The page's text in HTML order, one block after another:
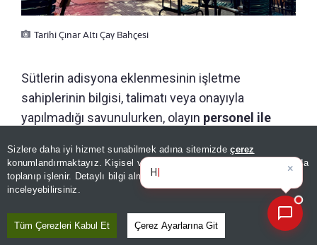
Sizlere daha iyi hizmet sunabilmek adına sitemizdeçerez
konumlandırmaktayız. Kişisel verileriniz, KVKK ve GDPR kapsamında
toplanıp işlenir. Detaylı bilgi almak için
inceleyebilirsiniz.
Tüm Çerezleri Kabul Et Çerez Ayarlarına Git
Tarihi Çınar Altı Çay Bahçesi
Sütlerin adisyona eklenmesinin işletme
sahiplerinin bilgisi, talimatı veya onayıyla
yapılmadığı savunulurken, olayın personel ile
noktaya geldiği ifade edildi.
İşletme, personelin davranışlarından sorumlu
olduklarını da vurgulayarak ilgili çalışanla gerekli
görüşmenin yapıldığını bildirdi. Açıklamada,
×
Bugünün öne çıkan manşetleri
ve